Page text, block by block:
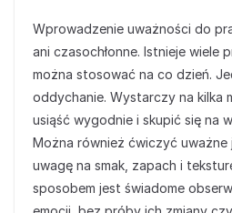
Wprowadzenie uważności do
ani czasochłonne. Istnieje wiele
można stosować na co dzień.
oddychanie. Wystarczy na kilka
usiąść wygodnie i skupić się na
Można również ćwiczyć uważne
uwagę na smak, zapach i
sposobem jest świadome